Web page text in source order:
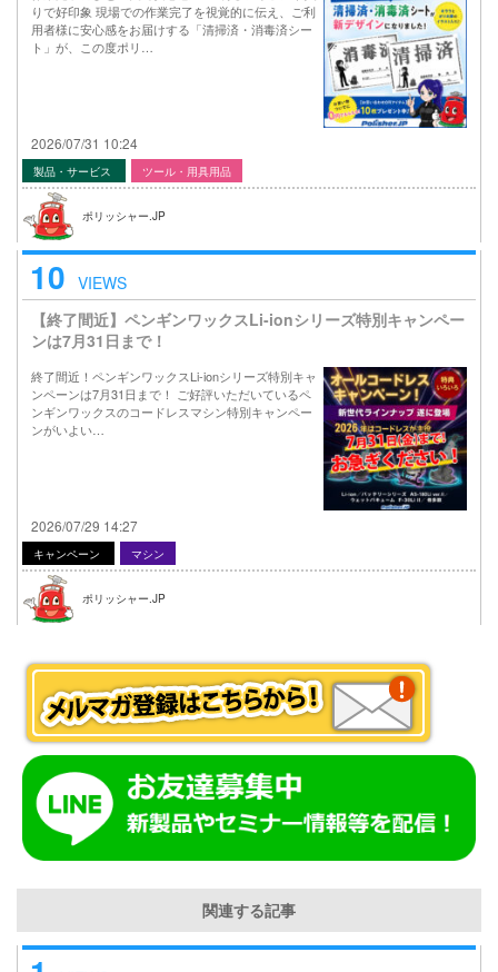
りで好印象 現場での作業完了を視覚的に伝え、ご利
用者様に安心感をお届けする「清掃済・消毒済シー
ト」が、この度ポリ…
2026/07/31 10:24
製品・サービス ツール・用具用品
ポリッシャー.JP
10 VIEWS
【終了間近】ペンギンワックスLi-ionシリーズ特別キャンペー
ンは7月31日まで！
終了間近！ペンギンワックスLi-ionシリーズ特別キャ
ンペーンは7月31日まで！ ご好評いただいているペ
ンギンワックスのコードレスマシン特別キャンペー
ンがいよい…
2026/07/29 14:27
キャンペーン マシン
ポリッシャー.JP
関連する記事